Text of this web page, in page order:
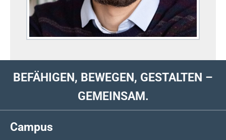
BEFÄHIGEN, BEWEGEN, GESTALTEN –
GEMEINSAM.
Campus